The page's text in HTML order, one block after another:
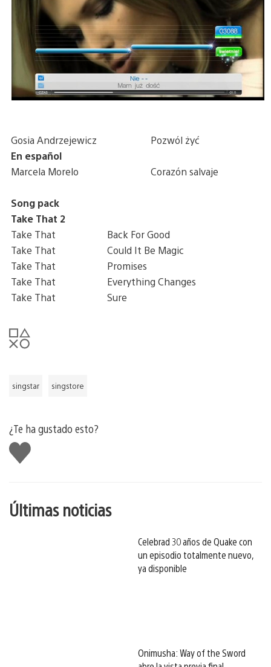
Gosia Andrzejewicz
Pozwól żyć
En español
Marcela Morelo
Corazón salvaje
Song pack
Take That 2
Take That
Back For Good
Take That
Could It Be Magic
Take That
Promises
Take That
Everything Changes
Take That
Sure
singstar singstore
¿Te ha gustado esto?
Me
gusta
Últimas noticias
Celebrad 30 años de Quake con
un episodio totalmente nuevo,
ya disponible
Onimusha: Way of the Sword